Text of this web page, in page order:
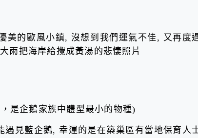
美的歐風小鎮, 沒想到我們運氣不佳, 又再度
雨把海岸給攪成黃湯的悲悽照片
是企鵝家族中體型最小的物種)
見藍企鵝, 幸運的是在築巢區有當地保育人